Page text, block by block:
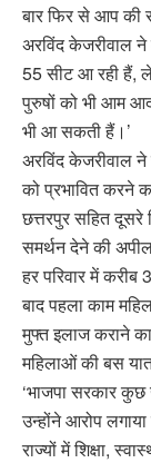
बार फिर से आप की
अरविंद केजरीवाल ने
55 सीट आ रही हैं,
पुरुषों को भी आम
भी आ सकती हैं।’
अरविंद केजरीवाल
को प्रभावित करने
छत्तरपुर सहित दूसरे
समर्थन देने की
हर परिवार में
बाद पहला काम
मुफ्त इलाज कराने
महिलाओं की बस
‘भाजपा सरकार कुछ
उन्होंने आरोप
राज्यों में शिक्षा,